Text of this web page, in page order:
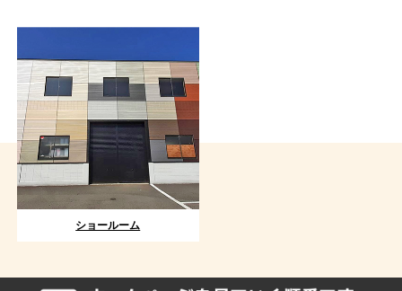
ショールーム